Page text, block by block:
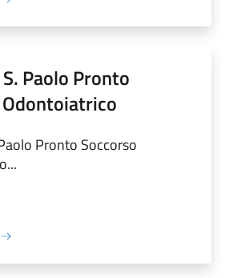
Paolo Pronto
Pronto Soccorso